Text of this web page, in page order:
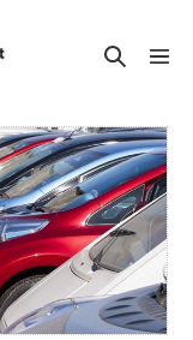
Suche-